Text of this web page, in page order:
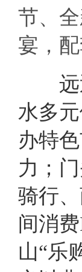
节、
宴，
远
水多
办特
力；
骑行
间消
山“乐